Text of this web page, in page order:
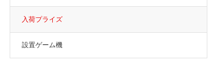
入荷プライズ
設置ゲーム機